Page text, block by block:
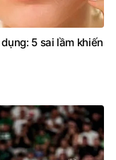
5 sai lầm khiến